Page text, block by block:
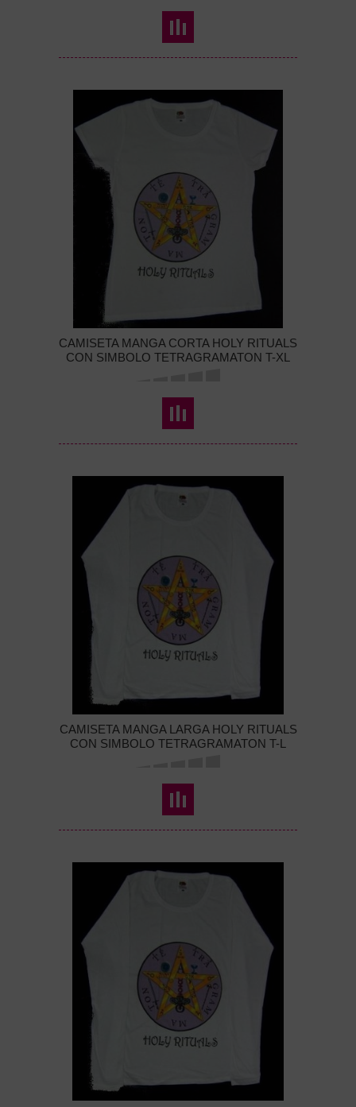
CAMISETA MANGA CORTA HOLY RITUALS
CON SIMBOLO TETRAGRAMATON T-XL
CAMISETA MANGA LARGA HOLY RITUALS
CON SIMBOLO TETRAGRAMATON T-L